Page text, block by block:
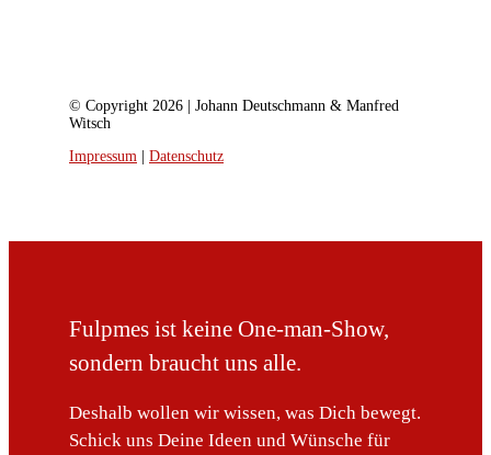
© Copyright 2026 | Johann Deutschmann & Manfred
Witsch
Impressum
Datenschutz
Fulpmes ist keine One-man-Show,
sondern braucht uns alle.
Deshalb wollen wir wissen, was Dich bewegt.
Schick uns Deine Ideen und Wünsche für